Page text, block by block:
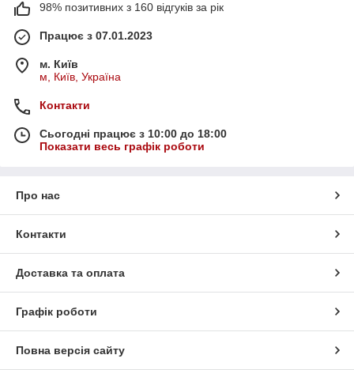
98% позитивних з 160 відгуків за рік
Працює з 07.01.2023
м. Київ
м, Київ, Україна
Контакти
Сьогодні працює з 10:00 до 18:00
Показати весь графік роботи
Про нас
Контакти
Доставка та оплата
Графік роботи
Повна версія сайту